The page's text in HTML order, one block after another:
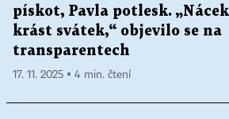
pískot, Pavla potlesk.
krást svátek,“ objevilo se na
transparentech
17. 11. 2025 ▪ 4 min. čtení